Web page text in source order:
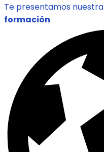
Te presentamos nuestra
formación